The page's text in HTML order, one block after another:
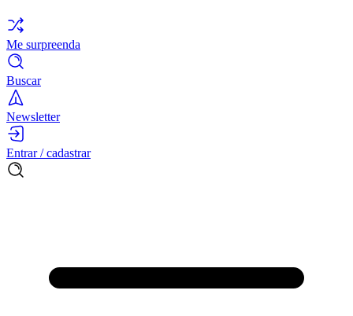
Me surpreenda
Buscar
Newsletter
Entrar / cadastrar